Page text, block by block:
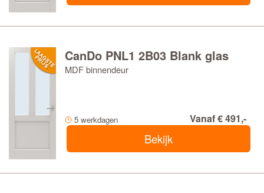
CanDo PNL1 2B03 Blank glas
MDF binnendeur
5 werkdagen Vanaf € 491,-
Bekijk